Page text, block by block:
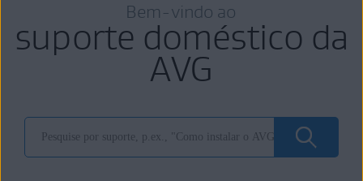
Bem-vindo ao
suporte doméstico da
AVG